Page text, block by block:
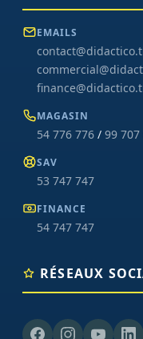
EMAILS
MAGASIN
54 776 776 / 99 707
SAV
53 747 747
FINANCE
54 747 747
RÉSEAUX